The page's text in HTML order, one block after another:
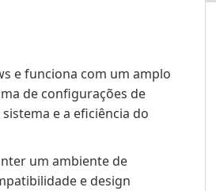
e funciona com um amplo
de configurações de
e a eficiência do
um ambiente de
e design